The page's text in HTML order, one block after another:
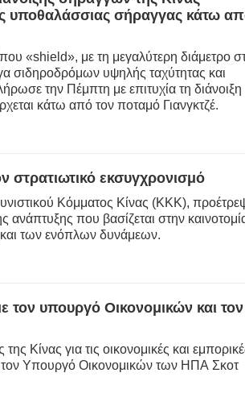
υποθαλάσσιας σήραγγας κάτω
«shield», με τη μεγαλύτερη διάμετρο
σιδηροδρόμων υψηλής ταχύτητας και
την Πέμπτη με επιτυχία τη διάνοιξη
κάτω από τον ποταμό Γιανγκτζέ.
στρατιωτικό εκσυγχρονισμό
Κόμματος Κίνας (ΚΚΚ),
που βασίζεται στην
των ενόπλων δυνάμεων.
υπουργό Οικονομικών και τον
Κίνας για τις οικονομικές και
Υπουργό Οικονομικών των ΗΠΑ Σκοτ